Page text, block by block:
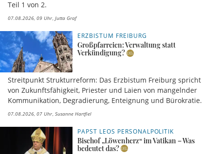
Teil 1 von 2.
07.08.2026, 09 Uhr Jutta Graf
ERZBISTUM FREIBURG
Großpfarreien: Verwaltung statt
Verkündigung?
Streitpunkt Strukturreform: Das Erzbistum Freiburg spricht
von Zukunftsfähigkeit, Priester und Laien von mangelnder
Kommunikation, Degradierung, Enteignung und Bürokratie.
07.08.2026, 07 Uhr Susanne Hartfiel
PAPST LEOS PERSONALPOLITIK
Bischof „Löwenherz“ im Vatikan – Was
bedeutet das?